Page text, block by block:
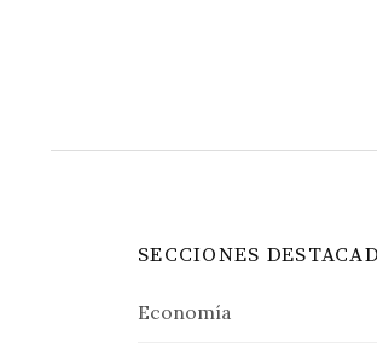
SECCIONES
Economía